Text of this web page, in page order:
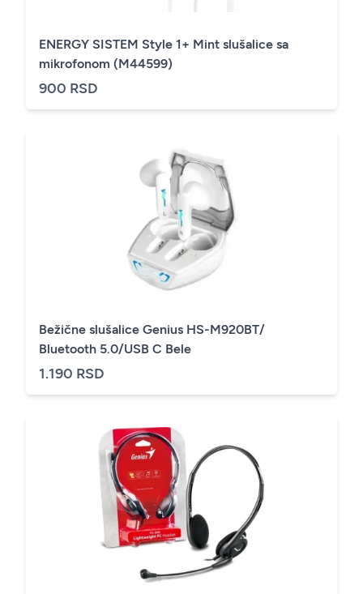
ENERGY SISTEM Style 1+ Mint slušalice sa
mikrofonom (M44599)
900 RSD
Bežične slušalice Genius HS-M920BT/
Bluetooth 5.0/USB C Bele
1.190 RSD